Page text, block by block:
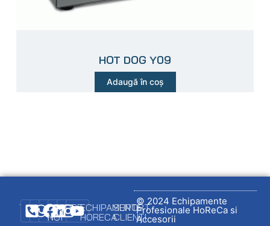
HOT DOG Y09
Adaugă în coș
Firmă
DESPRE
NOI
ECHIPAMENTE
HORECA
SUPORT
CLIENȚI
© 2024 Echipamente
Profesionale HoReCa si
Accesorii